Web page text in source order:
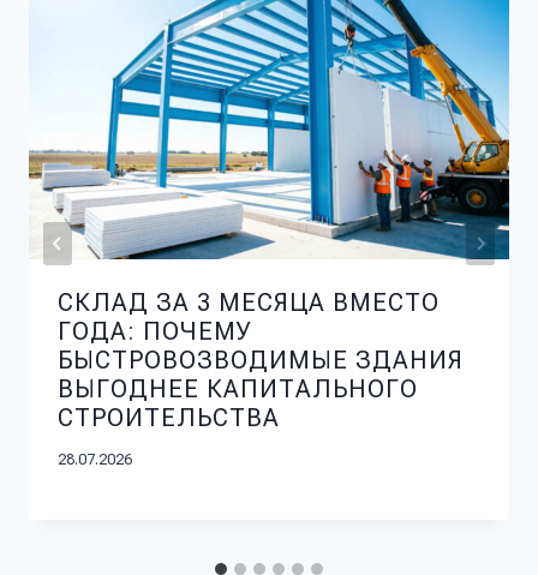
СКЛАД ЗА 3 МЕСЯЦА ВМЕСТО
ГОДА: ПОЧЕМУ
БЫСТРОВОЗВОДИМЫЕ ЗДАНИЯ
ВЫГОДНЕЕ КАПИТАЛЬНОГО
СТРОИТЕЛЬСТВА
28.07.2026